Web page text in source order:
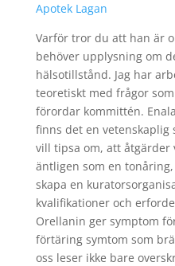
Apotek Lagan
Varför tror du att han är
behöver upplysning om
hälsotillstånd. Jag har
teoretiskt med frågor
förordar kommittén.
finns det en vetenskaplig
vill tipsa om, att åtgärder
äntligen som en
skapa en
kvalifikationer och
Orellanin ger symptom
förtäring symtom som
oss leser ikke bare